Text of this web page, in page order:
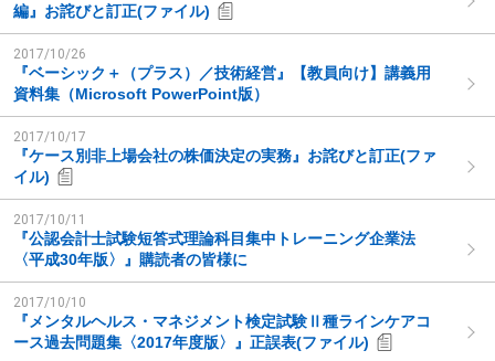
編』お詫びと訂正(ファイル)
2017/10/26
『ベーシック＋（プラス）／技術経営』【教員向け】講義用
資料集（Microsoft PowerPoint版）
2017/10/17
『ケース別非上場会社の株価決定の実務』お詫びと訂正(ファ
イル)
2017/10/11
『公認会計士試験短答式理論科目集中トレーニング企業法
〈平成30年版〉』購読者の皆様に
2017/10/10
『メンタルヘルス・マネジメント検定試験Ⅱ種ラインケアコ
ース過去問題集〈2017年度版〉』正誤表(ファイル)